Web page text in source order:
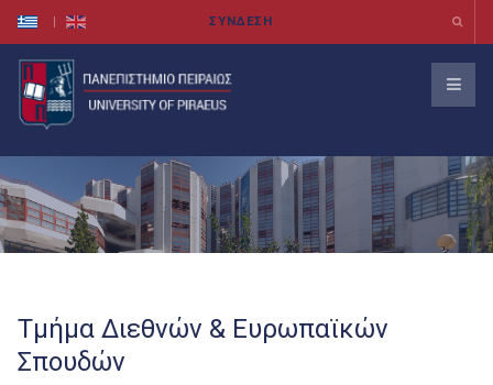
Τμήμα Διεθνών & Ευρωπαϊκών
Σπουδών